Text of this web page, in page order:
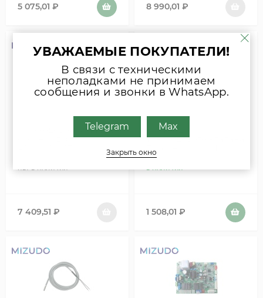
5 075,01 ₽ 8 990,01 ₽
Трехходовой клапан в
сборе Mizudo
7 409,51 ₽
Картридж
трехходового клапана
Elsotherm Mizudo
TVC101
1 508,01 ₽
УВАЖАЕМЫЕ ПОКУПАТЕЛИ!
В связи с техническими
неполадками не принимаем
сообщения и звонки в WhatsApp.
Telegram Max
Закрыть окно